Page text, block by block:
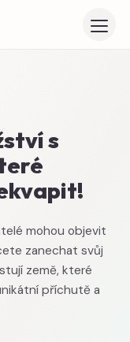
s
mohou objevit
zanechat svůj
země, které
příchutě a